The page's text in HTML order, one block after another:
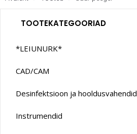
TOOTEKATEGOORIAD
*LEIUNURK*
CAD/CAM
Desinfektsioon ja hooldusvahendid
Instrumendid